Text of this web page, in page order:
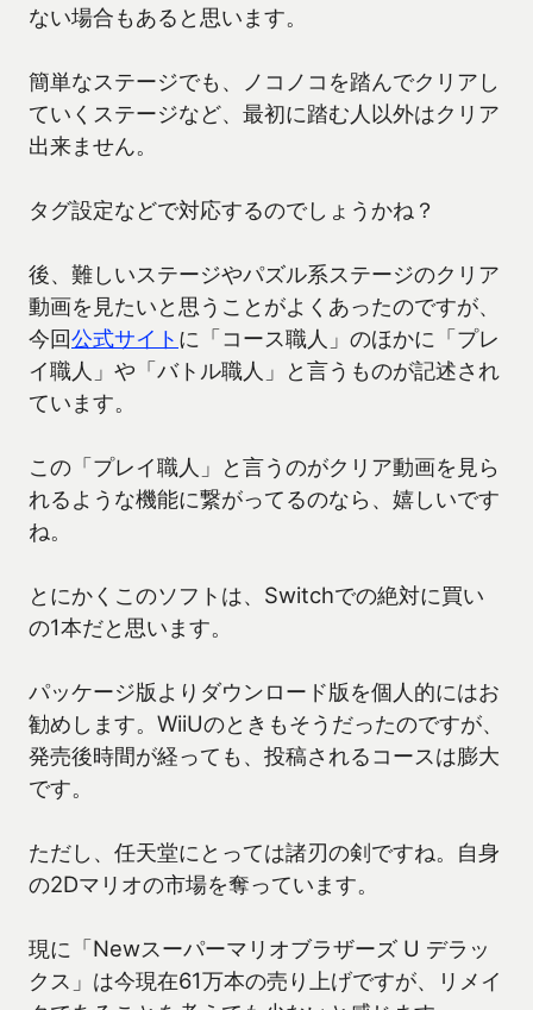
ない場合もあると思います。
簡単なステージでも、ノコノコを踏んでクリアし
ていくステージなど、最初に踏む人以外はクリア
出来ません。
タグ設定などで対応するのでしょうかね？
後、難しいステージやパズル系ステージのクリア
動画を見たいと思うことがよくあったのですが、
今回公式サイト に「コース職人」のほかに「プレ
イ職人」や「バトル職人」と言うものが記述され
ています。
この「プレイ職人」と言うのがクリア動画を見ら
れるような機能に繋がってるのなら、嬉しいです
ね。
とにかくこのソフトは、Switchでの絶対に買い
の1本だと思います。
パッケージ版よりダウンロード版を個人的にはお
勧めします。WiiUのときもそうだったのですが、
発売後時間が経っても、投稿されるコースは膨大
です。
ただし、任天堂にとっては諸刃の剣ですね。自身
の2Dマリオの市場を奪っています。
現に「Newスーパーマリオブラザーズ U デラッ
クス」は今現在61万本の売り上げですが、リメイ